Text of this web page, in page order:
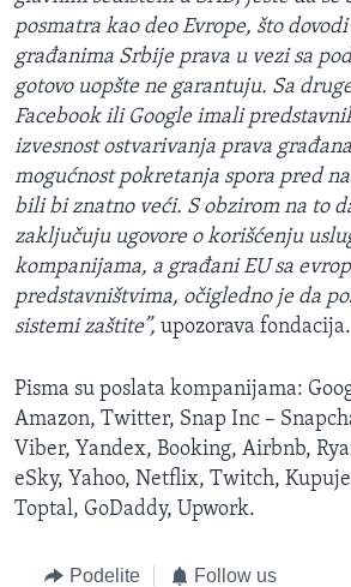
posmatra kao deo Evrope, što
građanima Srbije prava u vezi sa
gotovo uopšte ne garantuju. Sa
Facebook ili Google imali
izvesnost ostvarivanja prava
mogućnost pokretanja spora pred
bili bi znatno veći. S obzirom na to
zaključuju ugovore o korišćenju
kompanijama, a građani EU sa
predstavništvima, očigledno je da
sistemi zaštite”, upozorava fondacija.
Pisma su poslata kompanijama:
Amazon, Twitter, Snap Inc –
Viber, Yandex, Booking, Airbnb,
eSky, Yahoo, Netflix, Twitch,
Toptal, GoDaddy, Upwork.
Podelite Follow us